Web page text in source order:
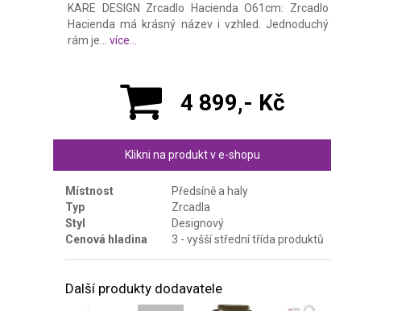
KARE DESIGN Zrcadlo Hacienda O61cm: Zrcadlo
Hacienda má krásný název i vzhled. Jednoduchý
rám je... více...
4 899,- Kč
Klikni na produkt v e-shopu
Místnost
Předsíně a haly
Typ
Zrcadla
Styl
Designový
Cenová hladina
3 - vyšší střední třída produktů
Další produkty dodavatele